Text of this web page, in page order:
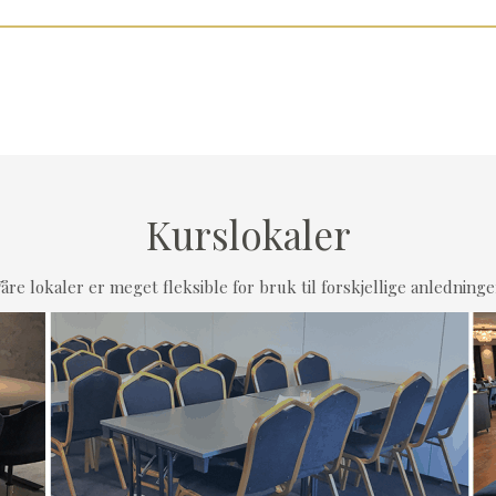
Kurslokaler
lokaler er meget fleksible for bruk til forskjellige